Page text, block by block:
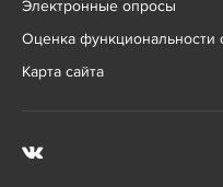
Электронные опросы
Оценка функциональности
Карта сайта